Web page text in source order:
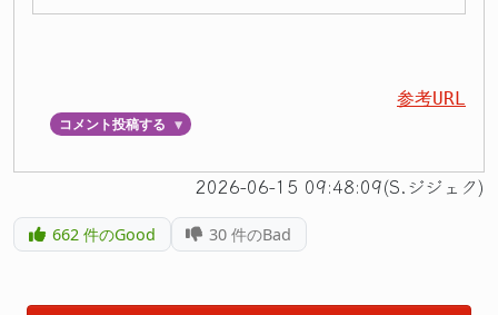
参考URL
コメント投稿する ▼
2026-06-15 09:48:09(S.ジジェク)
662 件のGood 30 件のBad